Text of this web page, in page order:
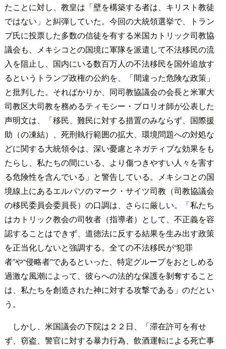
たことに対し、教皇は「壁を構築する者は、キリスト教徒
ではない」と糾弾していた。今回の大統領選挙で、トラン
プ氏に投票した多数の信徒を有する米国カトリック司教協
議会も、メキシコとの国境に軍隊を派遣して不法移民の流
入を阻止し、国内にいる数百万人の不法移民を国外追放す
るというトランプ政権の公約を、「間違った危険な政策」
と批判した。そればかりか、同司教協議会の会長と米軍大
司教区大司教を務めるティモシー・ブロリオ師が公表した
声明文は、「移民、難民に対する措置のみならず、国際援
助（の凍結）、死刑執行範囲の拡大、環境問題への対処な
どに関する大統領令は、深い憂慮とネガティブな効果をも
たらし、私たちの間にいる、より傷つきやすい人々を害す
る危険性を含んでいる」と警告している。メキシコとの国
境線上にあるエルパソのマーク・サイツ司教（司教協議会
の移民委員会委員長）の口調は、さらに厳しい。「私たち
はカトリック教会の司牧者（指導者）として、不正義を容
認することはできず、道徳法に反する結果を生み出す政策
を正当化しないと強調する。全ての不法移民が“犯罪
者”や“侵略者”であるといった、特定グループをおとしめる
過激な風潮によって、彼らへの法的な保護を剝奪すること
は、私たちを創造された神に対する攻撃である」のだとい
う。
しかし、米国議会の下院は２２日、「滞在許可を有せ
ず、窃盗、警官に対する暴力行為、飲酒運転による死亡事